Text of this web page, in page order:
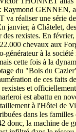
Raymond
réaliser une série
janvier, à Châtelet,
des rexistes. En
chevaux aux
générateur à la
cette fois à la
du "Bois du
de ces faits
et
est abattu en
à l'Hôtel de
dans les
donc, la machine de